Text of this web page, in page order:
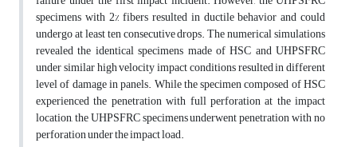
specimens with 2% fibers resulted in ductile behavior and could
undergo at least ten consecutive drops. The numerical simulations
revealed the identical specimens made of HSC and UHPSFRC
under similar high velocity impact conditions resulted in different
level of damage in panels. While the specimen composed of HSC
experienced the penetration with full perforation at the impact
location, the UHPSFRC specimens underwent penetration with no
perforation under the impact load.